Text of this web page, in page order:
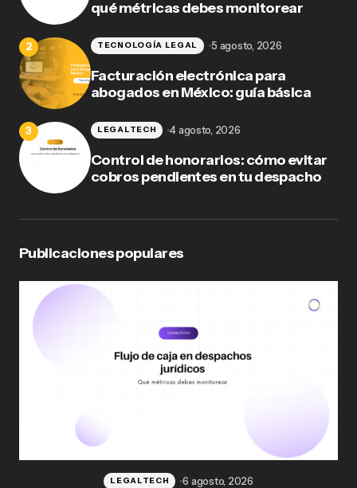
qué métricas debes monitorear
Facturación electrónica para
abogados en México: guía básica
TECNOLOGÍA LEGAL 5 agosto, 2026
Control de honorarios: cómo evitar
cobros pendientes en tu despacho
LEGALTECH 4 agosto, 2026
Publicaciones populares
LEGALTECH 6 agosto, 2026